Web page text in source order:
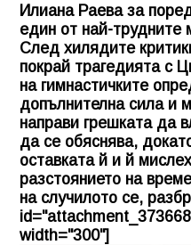
Илиана Раева за
един от най-трудните
След хилядите
покрай трагедията с
на гимнастичките
допълнителна сила и
направи грешката да
да се обяснява,
оставката й и й
разстоянието на
на случилото се,
width="300"]